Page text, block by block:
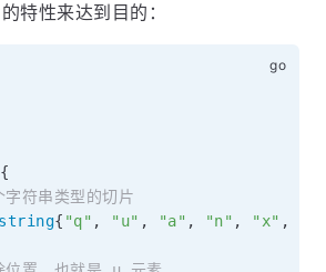
特性来达到目的：
{
符串类型的切片
string{ "q" , "u" , "a" , "n" , "x" ,